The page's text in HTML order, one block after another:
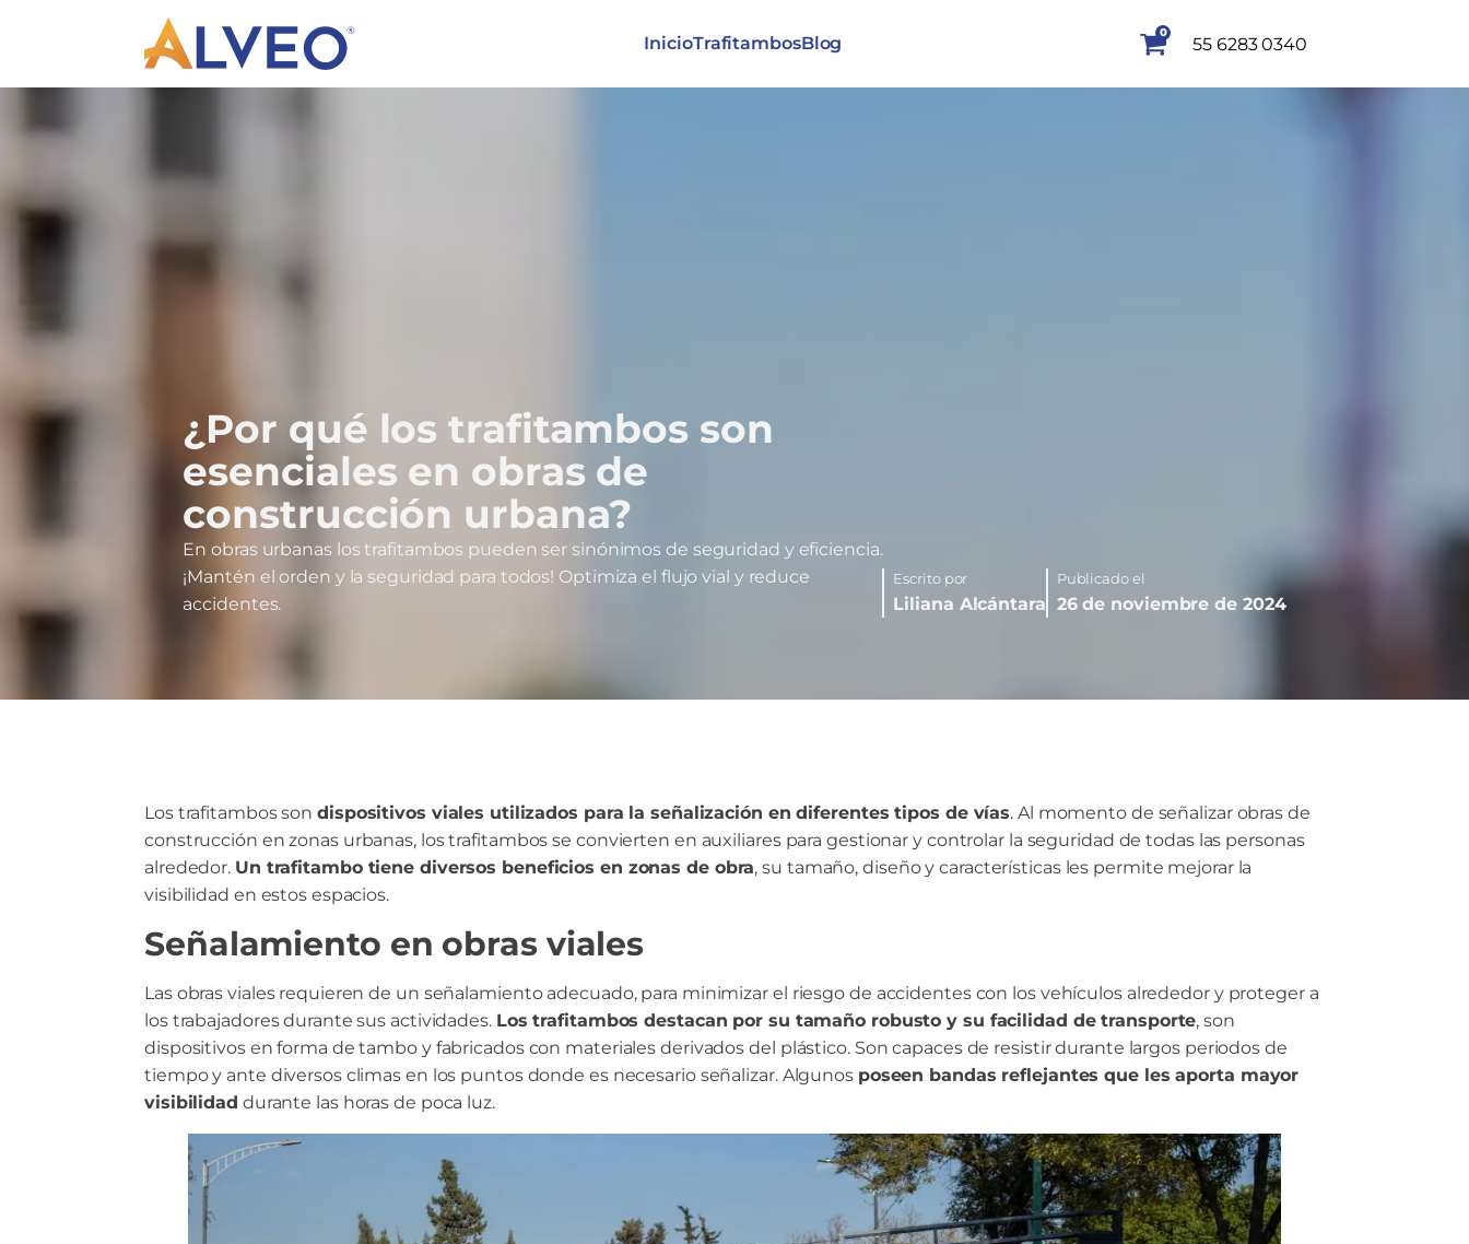
InicioTrafitambosBlog
0
55 6283 0340
¿Por qué los trafitambos son
esenciales en obras de
construcción urbana?
En obras urbanas los trafitambos pueden ser sinónimos de seguridad y eficiencia.
¡Mantén el orden y la seguridad para todos! Optimiza el flujo vial y reduce
accidentes.
Escrito por
Liliana Alcántara
Publicado el
26 de noviembre de 2024
Los trafitambos son dispositivos viales utilizados para la señalización en diferentes tipos de vías. Al momento de señalizar obras de
construcción en zonas urbanas, los trafitambos se convierten en auxiliares para gestionar y controlar la seguridad de todas las personas
alrededor. Un trafitambo tiene diversos beneficios en zonas de obra, su tamaño, diseño y características les permite mejorar la
visibilidad en estos espacios.
Señalamiento en obras viales
Las obras viales requieren de un señalamiento adecuado, para minimizar el riesgo de accidentes con los vehículos alrededor y proteger a
los trabajadores durante sus actividades. Los trafitambos destacan por su tamaño robusto y su facilidad de transporte, son
dispositivos en forma de tambo y fabricados con materiales derivados del plástico. Son capaces de resistir durante largos periodos de
tiempo y ante diversos climas en los puntos donde es necesario señalizar. Algunos poseen bandas reflejantes que les aporta mayor
visibilidad durante las horas de poca luz.